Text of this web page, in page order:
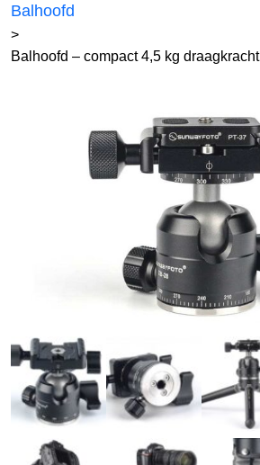
Balhoofd
>
Balhoofd – compact 4,5 kg draagkracht